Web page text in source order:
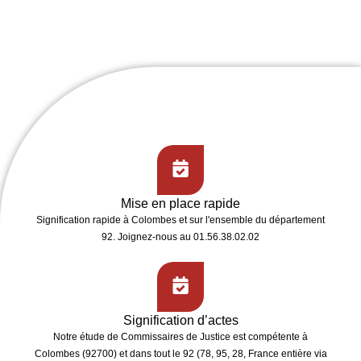
Mise en place rapide
Signification rapide à Colombes et sur l'ensemble du département
92. Joignez-nous au 01.56.38.02.02
Signification d’actes
Notre étude de Commissaires de Justice est compétente à
Colombes (92700)et dans tout le 92 (78, 95, 28, France entière via